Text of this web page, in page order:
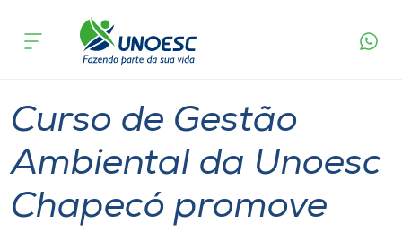
Cursos
Pesquisa
Atendimento ao Estudante
acontece
Curso de Gestão
Ambiental da Unoesc
Chapecó promove